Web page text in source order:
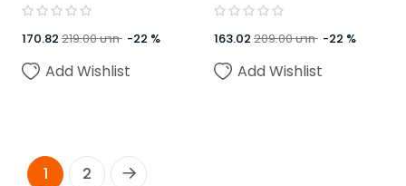
170.82 219.00บาท -22 %
Add Wishlist
163.02 209.00บาท -22 %
Add Wishlist
1 2